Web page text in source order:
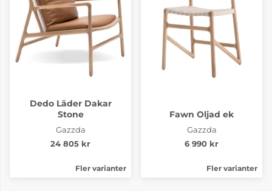
Dedo Läder Dakar
Stone
Gazzda
24 805 kr
Fler varianter
Fawn Oljad ek
Gazzda
6 990 kr
Fler varianter